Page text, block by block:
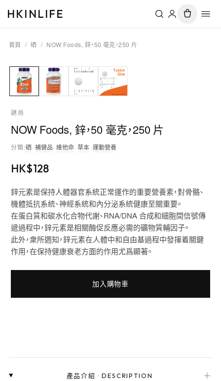
HKINLIFE
首頁 / 硒 / NOW Foods, 鋅，50 毫克，250 片
謎尚
NOW Foods, 鋅，50 毫克，250 片
分類:硒·補健品 ·維他命·草本·運動營養
HK$128
鋅元素是保持人體器官系統正常運作的重要營養素，對骨骼、
機體抵抗系統、神經系統和內分泌系統健康至關重要。
在蛋白質和碳水化合物代謝、RNA/DNA 合成和細胞間信號傳
遞過程中，鋅元素是相關酶促反應必需的礦物質輔因子。
此外，衆所週知，鋅元素在人體中和自由基過程中發揮着關鍵
作用，在保持健康衰老方面的作用尤爲顯著。
加入購物車
產品介紹 ·DESCRIPTION ＋